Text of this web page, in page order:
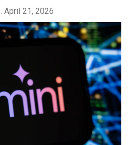
. April 21, 2026